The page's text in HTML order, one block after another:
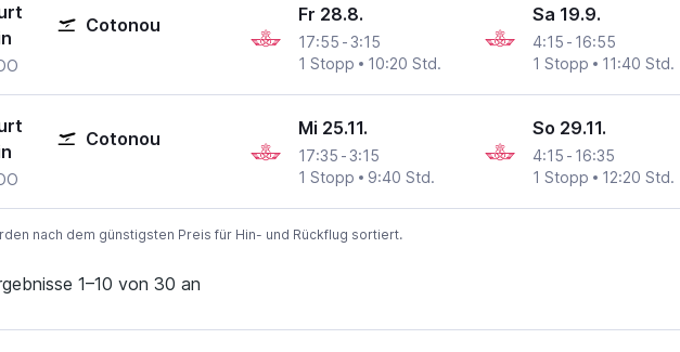
Cotonou Fr 28.8.
17:55 - 3:15
1 Stopp
10:20 Std.
Sa 19.9.
4:15 - 16:55
1 Stopp
11:40 Std.
Cotonou Mi 25.11.
17:35 - 3:15
1 Stopp
9:40 Std.
So 29.11.
4:15 - 16:35
1 Stopp
12:20 Std.
nach dem günstigsten Preis für Hin- und Rückflug sortiert.
1–10 von 30 an